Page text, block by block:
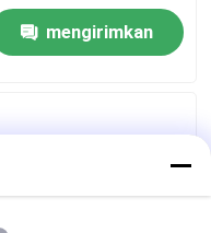
PCIE3.0 X8
BR
mengirimkan